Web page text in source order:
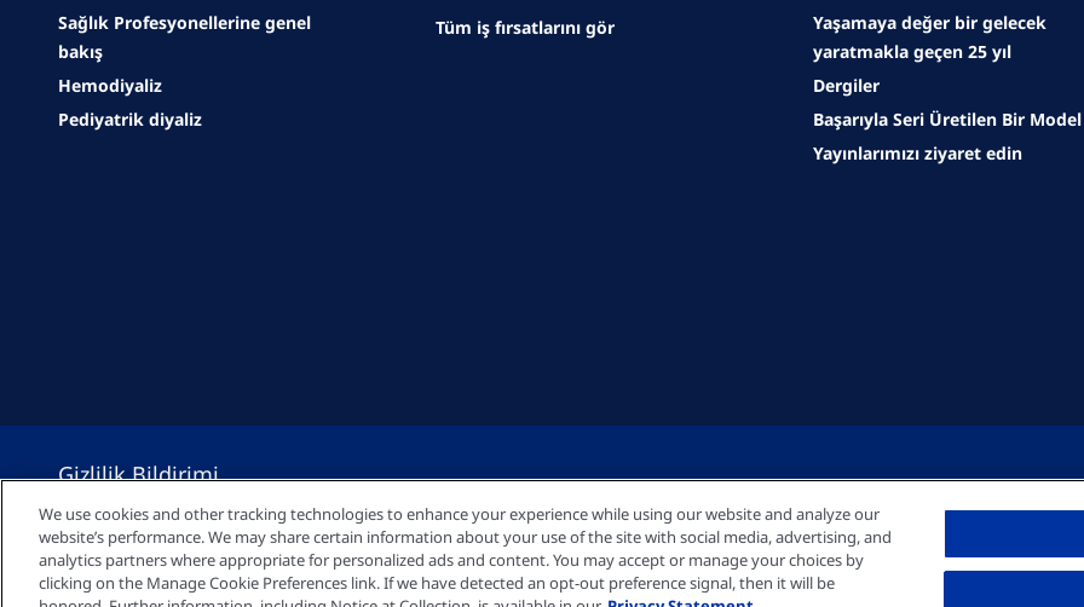
Sağlık Profesyonellerine genel
bakış
Hemodiyaliz
Pediyatrik diyaliz
Tüm iş fırsatlarını gör
Yaşamaya değer bir gelecek
yaratmakla geçen 25 yıl
Dergiler
Başarıyla Seri Üretilen Bir Model
Yayınlarımızı ziyaret edin
©
Gizlilik Bildirimi
Çerez Ayarları
We use cookies and other tracking technologies to enhance your experience while using our website and analyze our
website’s performance. We may share certain information about your use of the site with social media, advertising, and
analytics partners where appropriate for personalized ads and content. You may accept or manage your choices by
clicking on the Manage Cookie Preferences link. If we have detected an opt-out preference signal, then it will be